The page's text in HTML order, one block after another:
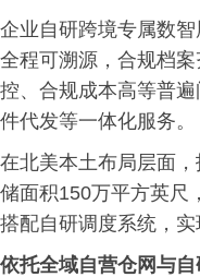
企业自研跨境专属数
全程可溯源，合规档
控、合规成本高等普
件代发等一体化服务。
在北美本土布局层面
储面积150万平方英尺
搭配自研调度系统，
依托全域自营仓网与